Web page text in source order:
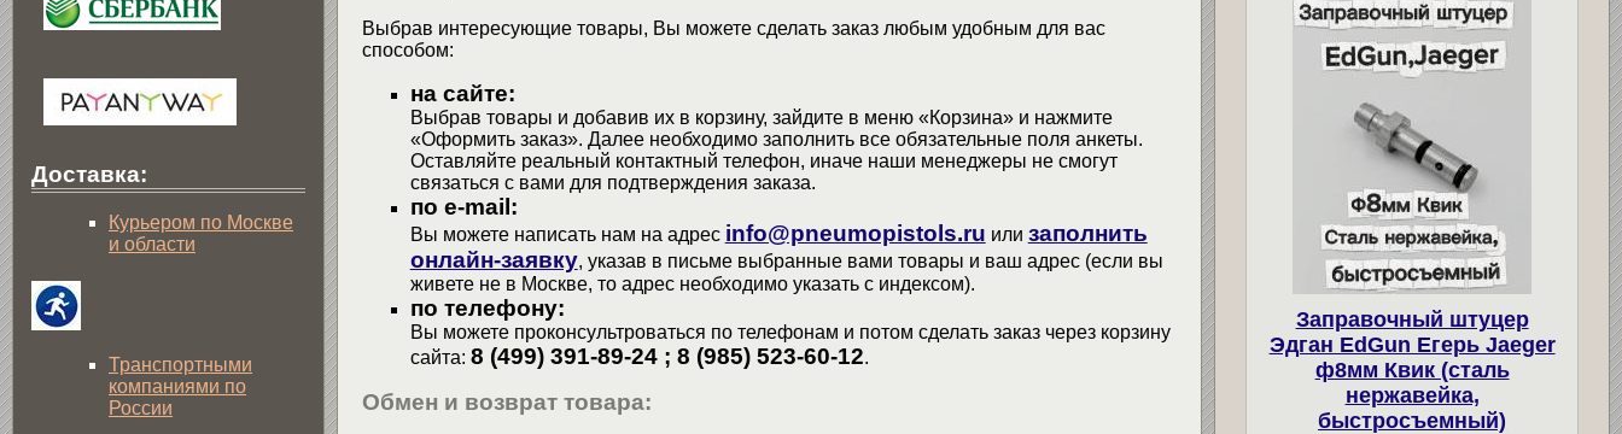
Выбрав интересующие товары, Вы можете сделать заказ любым удобным для вас
способом:
на сайте:
Выбрав товары и добавив их в корзину, зайдите в меню «Корзина» и нажмите
«Оформить заказ». Далее необходимо заполнить все обязательные поля анкеты.
Оставляйте реальный контактный телефон, иначе наши менеджеры не смогут
связаться с вами для подтверждения заказа.
по e-mail:
Вы можете написать нам на адрес info@pneumopistols.ru или заполнить
онлайн-заявку, указав в письме выбранные вами товары и ваш адрес (если вы
живете не в Москве, то адрес необходимо указать с индексом).
по телефону:
Вы можете проконсультроваться по телефонам и потом сделать заказ через корзину
сайта: 8 (499) 391-89-24 ; 8 (985) 523-60-12.
Обмен и возврат товара:
Доставка:
Курьером по Москве
и области
Транспортными
компаниями по
России
Заправочный штуцер
Эдган EdGun Егерь Jaeger
ф8мм Квик (сталь
нержавейка,
быстросъемный)